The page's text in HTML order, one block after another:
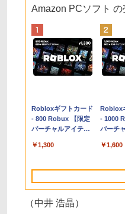
Apple 2026
MacBook Neo A18
Proチップ搭載13イ
AIとApple
Retinaディスプレ
512GB SSD、1080p
FaceTime HDカメ
ラ、Touch ID - イン
￥162,598
tomtoc
15.6 16
ンケー
￥2,952
Amazon PCソフト
Robloxギフトカード
- 800 Robux 【限定
バーチャルアイテム
ンゲームコード】 ロ
インコード版
￥1,300
Roblox
- 1000
バーチ
ンゲー
ンコー
￥1,600
（中井 浩晶）